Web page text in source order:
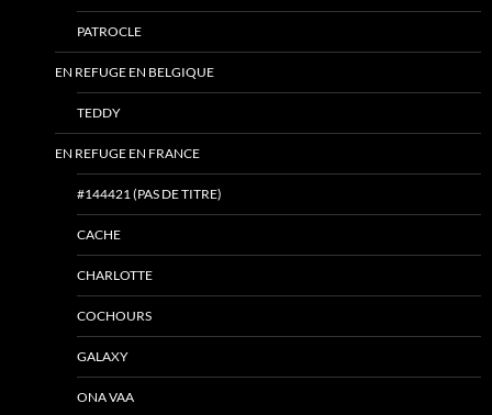
PATROCLE
EN REFUGE EN BELGIQUE
TEDDY
EN REFUGE EN FRANCE
#144421 (PAS DE TITRE)
CACHE
CHARLOTTE
COCHOURS
GALAXY
ONA VAA